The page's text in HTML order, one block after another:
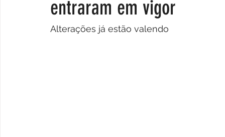
entraram em vigor
Alterações já estão valendo